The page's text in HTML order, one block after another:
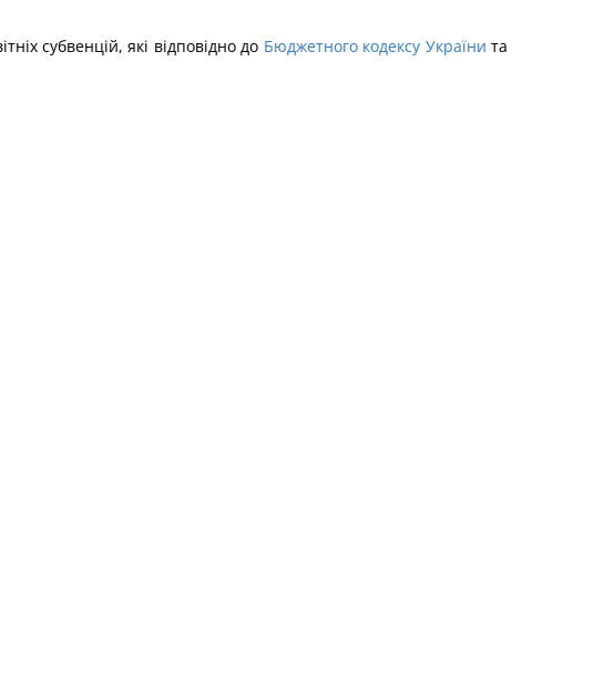
субвенцій, які відповідно до Бюджетного кодексу України та